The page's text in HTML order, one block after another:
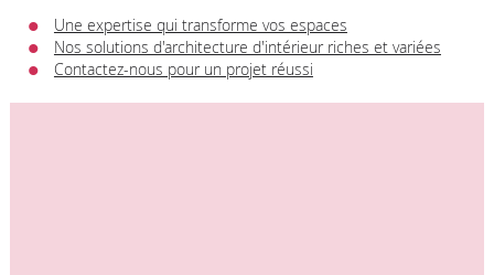
Une expertise qui transforme vos espaces
Nos solutions d'architecture d'intérieur riches et variées
Contactez-nous pour un projet réussi